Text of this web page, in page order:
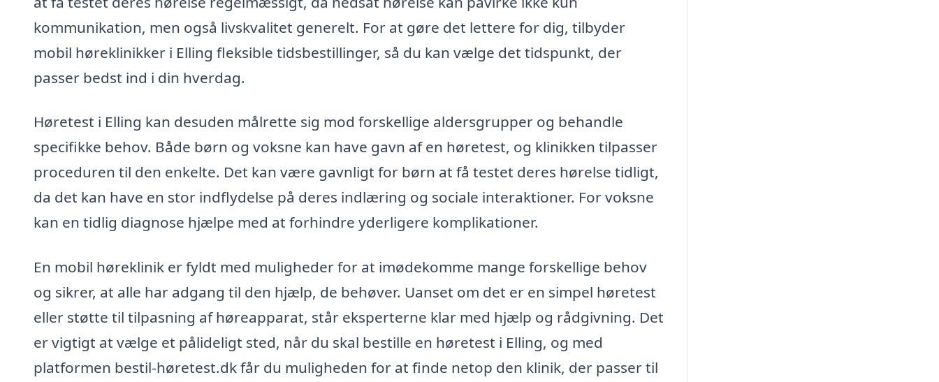
kommunikation, men også livskvalitet generelt. For at gøre det lettere for dig, tilbyder
mobil høreklinikker i Elling fleksible tidsbestillinger, så du kan vælge det tidspunkt, der
passer bedst ind i din hverdag.
Høretest i Elling kan desuden målrette sig mod forskellige aldersgrupper og behandle
specifikke behov. Både børn og voksne kan have gavn af en høretest, og klinikken tilpasser
proceduren til den enkelte. Det kan være gavnligt for børn at få testet deres hørelse tidligt,
da det kan have en stor indflydelse på deres indlæring og sociale interaktioner. For voksne
kan en tidlig diagnose hjælpe med at forhindre yderligere komplikationer.
En mobil høreklinik er fyldt med muligheder for at imødekomme mange forskellige behov
og sikrer, at alle har adgang til den hjælp, de behøver. Uanset om det er en simpel høretest
eller støtte til tilpasning af høreapparat, står eksperterne klar med hjælp og rådgivning. Det
er vigtigt at vælge et pålideligt sted, når du skal bestille en høretest i Elling, og med
platformen bestil-høretest.dk får du muligheden for at finde netop den klinik, der passer til